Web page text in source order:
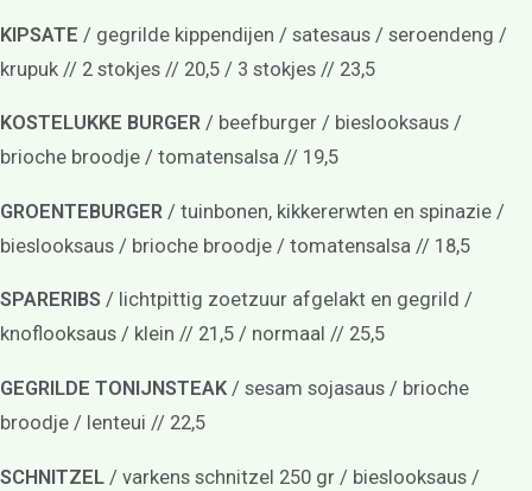
Menukaart
Feestjes met vrienden &
KIPSATE / gegrilde kippendijen / satesaus / seroendeng /
krupuk // 2 stokjes // 20,5 / 3 stokjes // 23,5
KOSTELUKKE BURGER / beefburger / bieslooksaus /
brioche broodje / tomatensalsa // 19,5
GROENTEBURGER / tuinbonen, kikkererwten en spinazie /
bieslooksaus / brioche broodje / tomatensalsa // 18,5
SPARERIBS / lichtpittig zoetzuur afgelakt en gegrild /
knoflooksaus / klein // 21,5 / normaal // 25,5
GEGRILDE TONIJNSTEAK / sesam sojasaus / brioche
broodje / lenteui // 22,5
SCHNITZEL / varkens schnitzel 250 gr / bieslooksaus /